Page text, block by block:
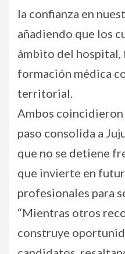
la confianza en
añadiendo que los
ámbito del
formación médica
territorial.
Ambos coincidieron
paso consolida a
que no se detiene
que invierte en
profesionales para
“Mientras otros
construye